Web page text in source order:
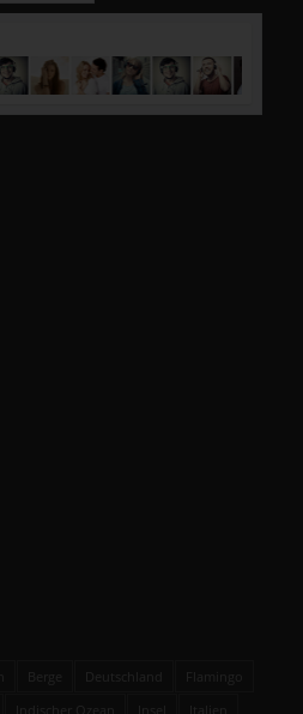
Deutschland
Flamingo
Indischer Ozean Insel Italien